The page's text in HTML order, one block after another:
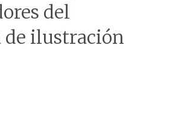
del
de ilustración